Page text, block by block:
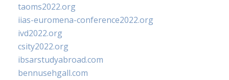
taoms2022.org
iias-euromena-conference2022.org
ivd2022.org
csity2022.org
ibsarstudyabroad.com
bennusehgall.com